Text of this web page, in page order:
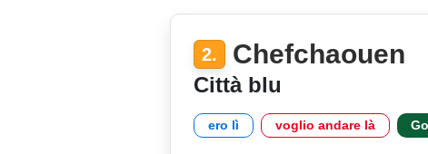
2. Chefchaouen
Città blu
ero lì voglio andare là